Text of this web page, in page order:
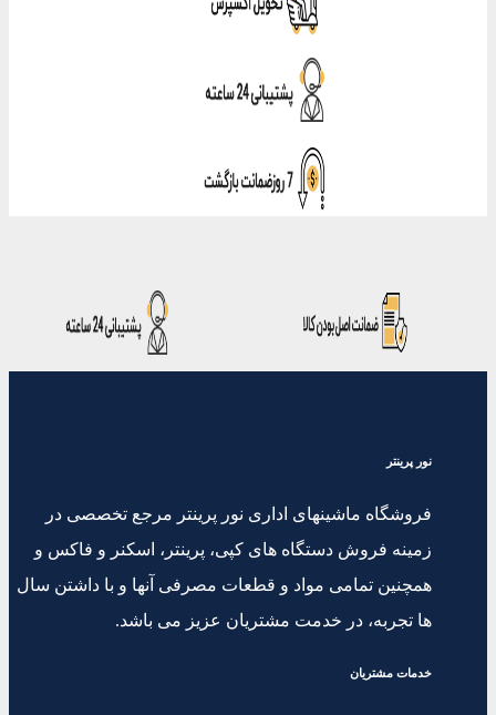
نور پرینتر
فروشگاه ماشینهای اداری نور پرینتر مرجع تخصصی در
زمینه فروش دستگاه های کپی، پرینتر، اسکنر و فاکس و
همچنین تمامی مواد و قطعات مصرفی آنها و با داشتن سال
ها تجربه، در خدمت مشتریان عزیز می باشد.
خدمات مشتریان